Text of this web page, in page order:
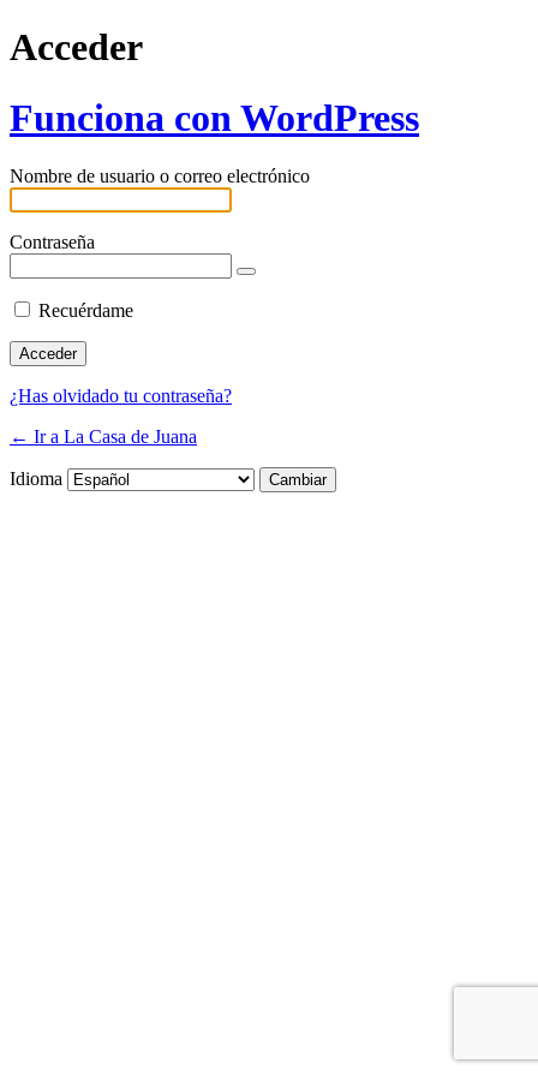
Acceder
Funciona con WordPress
Nombre de usuario o correo electrónico
Contraseña
Recuérdame
¿Has olvidado tu contraseña?
← Ir a La Casa de Juana
Idioma